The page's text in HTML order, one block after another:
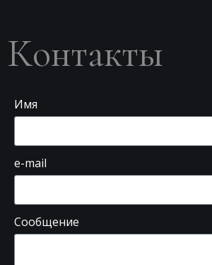
Контакты
Имя
e-mail
Сообщение